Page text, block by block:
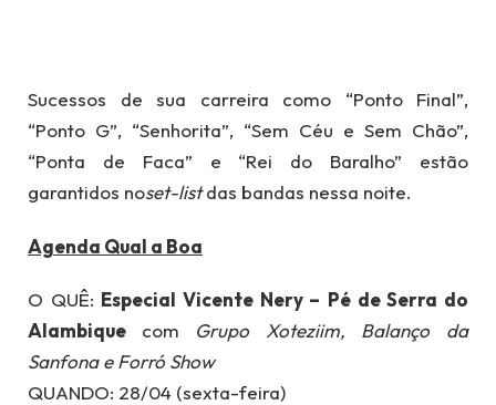
Sucessos de sua carreira como “Ponto Final”,
“Ponto G”, “Senhorita”, “Sem Céu e Sem Chão”,
“Ponta de Faca” e “Rei do Baralho” estão
garantidos noset-listdas bandas nessa noite.
Agenda Qual a Boa
O QUÊ: Especial Vicente Nery – Pé de Serra do
Alambique com Grupo Xoteziim, Balanço da
Sanfona e Forró Show
QUANDO: 28/04 (sexta-feira)